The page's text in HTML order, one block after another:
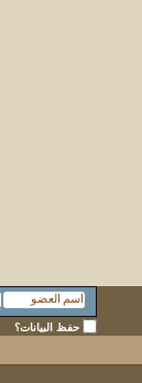
حفظ البيانات؟